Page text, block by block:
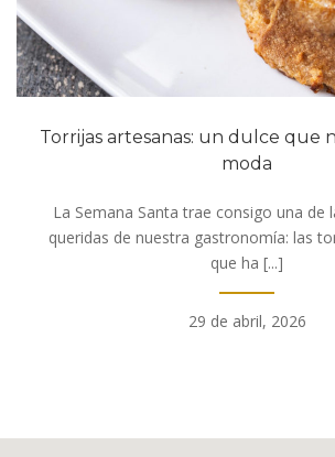
Torrijas artesanas: un dulce que
moda
La Semana Santa trae consigo una de
queridas de nuestra gastronomía: las
que ha [...]
29 de abril, 2026